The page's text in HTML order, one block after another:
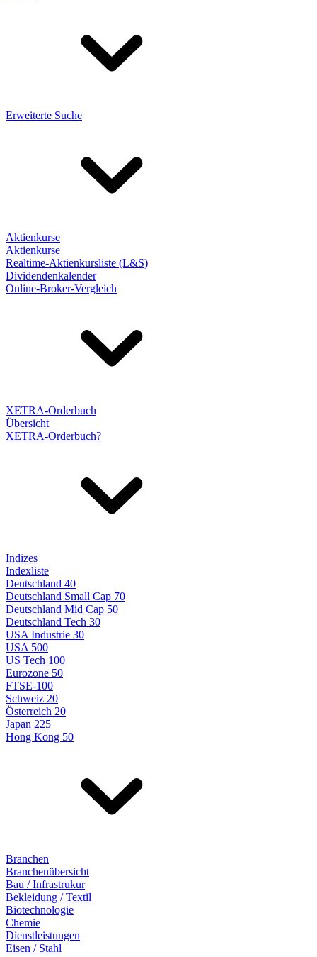
Erweiterte Suche
Aktienkurse
Aktienkurse
Realtime-Aktienkursliste (L&S)
Dividendenkalender
Online-Broker-Vergleich
XETRA-Orderbuch
Übersicht
XETRA-Orderbuch?
Indizes
Indexliste
Deutschland 40
Deutschland Small Cap 70
Deutschland Mid Cap 50
Deutschland Tech 30
USA Industrie 30
USA 500
US Tech 100
Eurozone 50
FTSE-100
Schweiz 20
Österreich 20
Japan 225
Hong Kong 50
Branchen
Branchenübersicht
Bau / Infrastrukur
Bekleidung / Textil
Biotechnologie
Chemie
Dienstleistungen
Eisen / Stahl